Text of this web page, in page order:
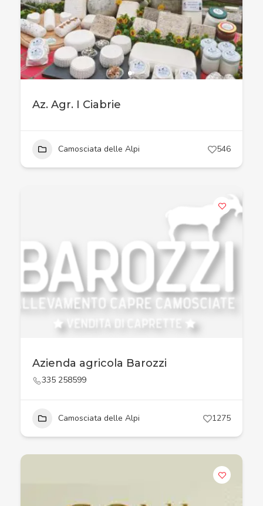
Az. Agr. I Ciabrie
Camosciata delle Alpi 546
Azienda agricola Barozzi
335 258599
Camosciata delle Alpi 1275